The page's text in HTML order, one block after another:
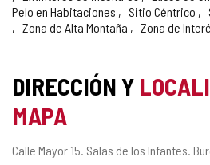
Pelo en Habitaciones
Sitio Céntrico
Zona de Alta Montaña
Zona de
DIRECCIÓN Y
MAPA
Dirección
Calle Mayor 15. Salas de los Infantes.